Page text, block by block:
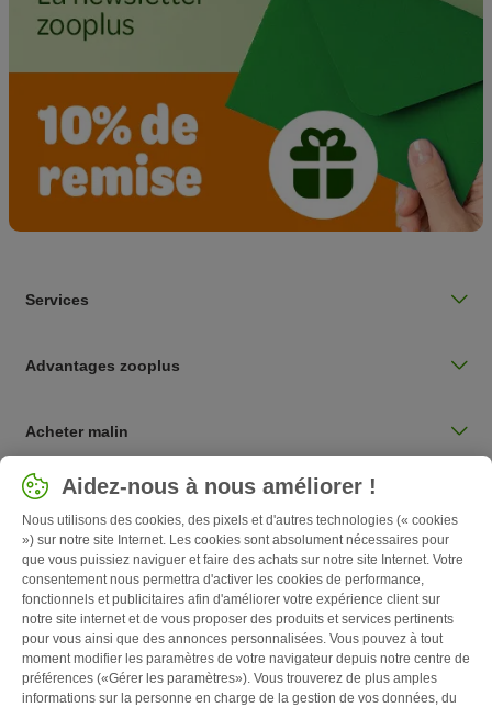
Services
Advantages zooplus
Acheter malin
Sélectionnez votre pays
Belgique / BE
Follow zooplus
Aidez-nous à nous améliorer !
Nous utilisons des cookies, des pixels et d'autres technologies (« cookies
») sur notre site Internet. Les cookies sont absolument nécessaires pour
que vous puissiez naviguer et faire des achats sur notre site Internet. Votre
consentement nous permettra d'activer les cookies de performance,
fonctionnels et publicitaires afin d'améliorer votre expérience client sur
notre site internet et de vous proposer des produits et services pertinents
pour vous ainsi que des annonces personnalisées. Vous pouvez à tout
moment modifier les paramètres de votre navigateur depuis notre centre de
préférences («Gérer les paramètres»). Vous trouverez de plus amples
informations sur la personne en charge de la gestion de vos données, du